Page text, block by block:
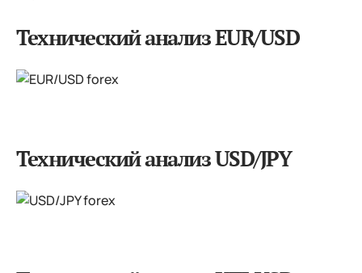
Технический анализ EUR/USD
Технический анализ USD/JPY